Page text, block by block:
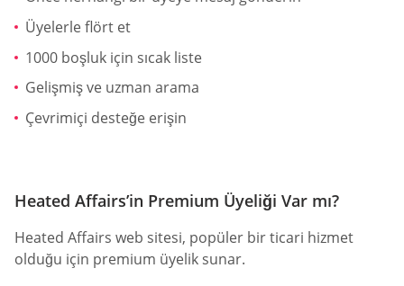
Üyelerle flört et
1000 boşluk için sıcak liste
Gelişmiş ve uzman arama
Çevrimiçi desteğe erişin
Heated Affairs’in Premium Üyeliği Var mı?
Heated Affairs web sitesi, popüler bir ticari hizmet
olduğu için premium üyelik sunar.